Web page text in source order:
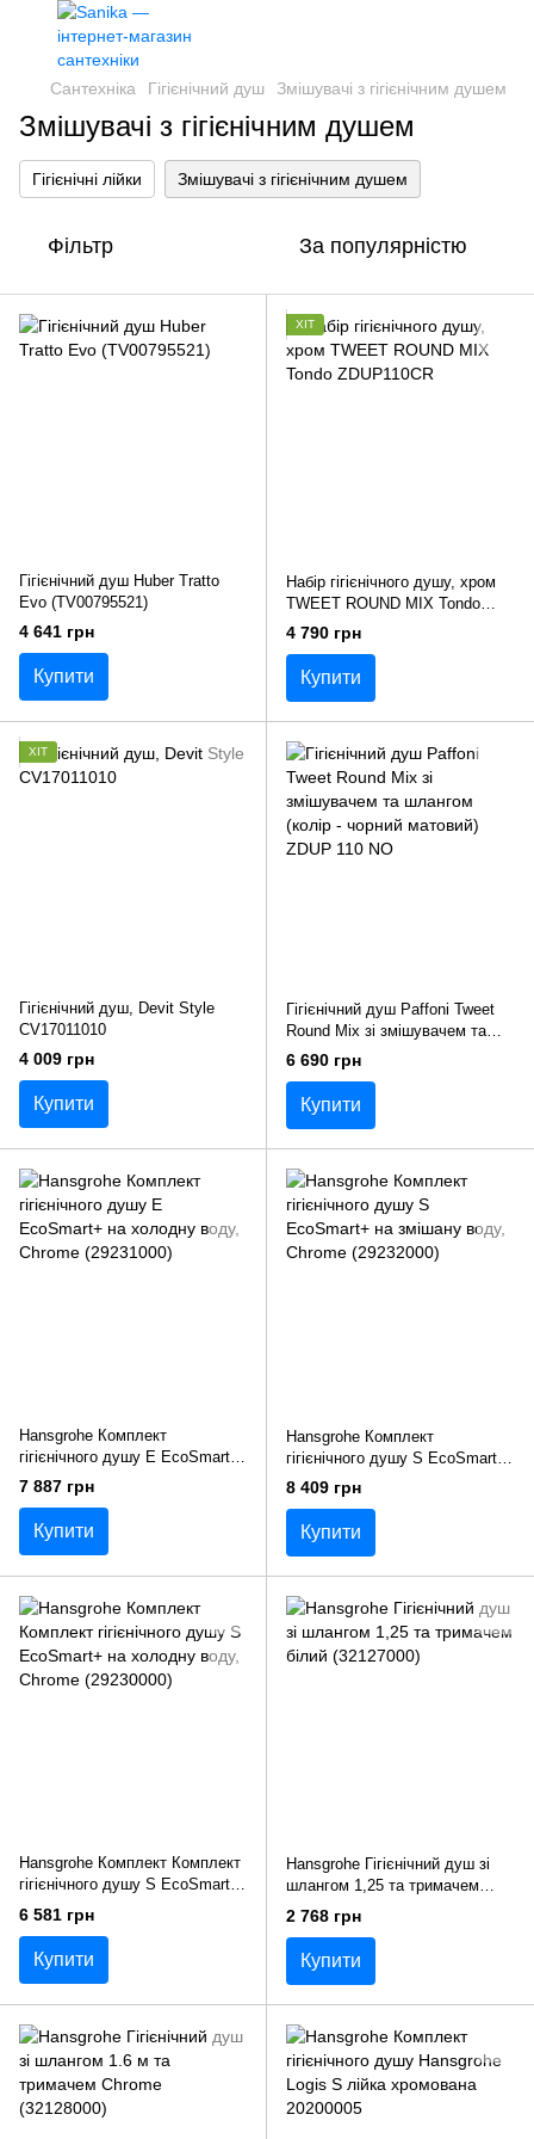
Сантехніка Гігієнічний душ Змішувачі з гігієнічним душем
Змішувачі з гігієнічним душем
Гігієнічні лійки Змішувачі з гігієнічним душем
Фільтр За популярністю
Гігієнічний душ Huber Tratto
Evo (TV00795521)
4 641 грн
Купити
ХІТ
Набір гігієнічного душу, хром
TWEET ROUND MIX Tondo
ZDUP110CR
4 790 грн
Купити
ХІТ
Гігієнічний душ, Devit Style
CV17011010
4 009 грн
Купити
Гігієнічний душ Paffoni Tweet
Round Mix зі змішувачем та
шлангом (колір - чорний
матовий) ZDUP 110 NO
6 690 грн
Купити
Hansgrohe Комплект
гігієнічного душу E EcoSmart+
на холодну воду, Chrome
(29231000)
7 887 грн
Купити
Hansgrohe Комплект
гігієнічного душу S EcoSmart+
на змішану воду, Chrome
(29232000)
8 409 грн
Купити
Hansgrohe Комплект Комплект
гігієнічного душу S EcoSmart+
на холодну воду, Chrome
(29230000)
6 581 грн
Купити
Hansgrohe Гігієнічний душ зі
шлангом 1,25 та тримачем
білий (32127000)
2 768 грн
Купити